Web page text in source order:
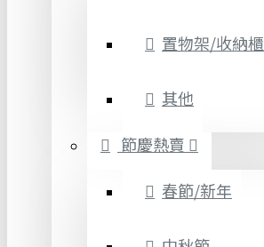
置物架/收納櫃
其他
節慶熱賣
春節/新年